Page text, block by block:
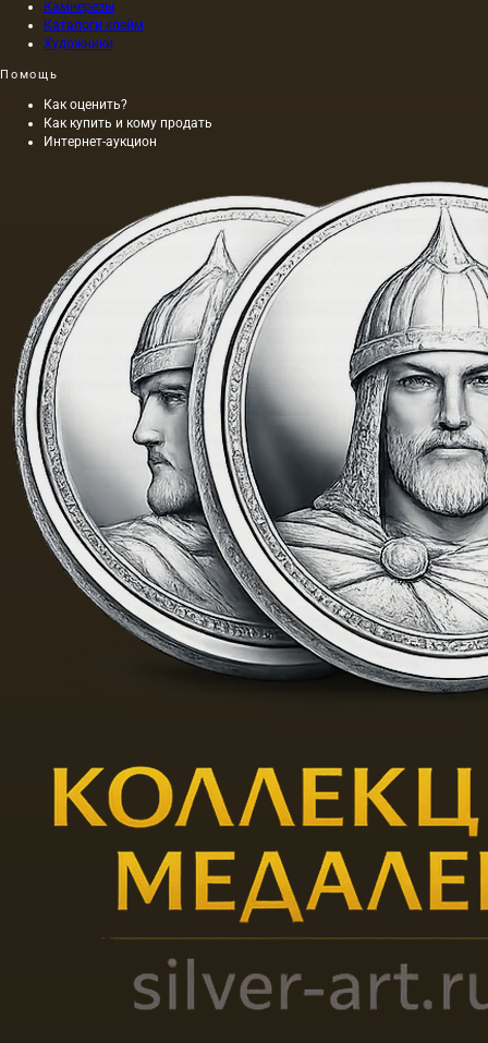
Камнерезы
Каталоги клейм
Художники
Помощь
Как оценить?
Как купить и кому продать
Интернет-аукцион